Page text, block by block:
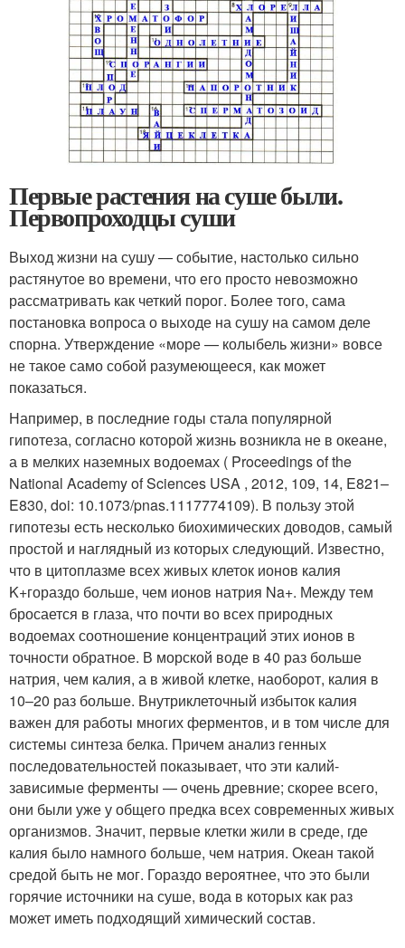
Первые растения на суше были.
Первопроходцы суши
Выход жизни на сушу — событие, настолько сильно
растянутое во времени, что его просто невозможно
рассматривать как четкий порог. Более того, сама
постановка вопроса о выходе на сушу на самом деле
спорна. Утверждение «море — колыбель жизни» вовсе
не такое само собой разумеющееся, как может
показаться.
Например, в последние годы стала популярной
гипотеза, согласно которой жизнь возникла не в океане,
а в мелких наземных водоемах ( Proceedings of the
National Academy of Sciences USA , 2012, 109, 14, E821–
E830, doi: 10.1073/pnas.1117774109). В пользу этой
гипотезы есть несколько биохимических доводов, самый
простой и наглядный из которых следующий. Известно,
что в цитоплазме всех живых клеток ионов калия
K+гораздо больше, чем ионов натрия Na+. Между тем
бросается в глаза, что почти во всех природных
водоемах соотношение концентраций этих ионов в
точности обратное. В морской воде в 40 раз больше
натрия, чем калия, а в живой клетке, наоборот, калия в
10–20 раз больше. Внутриклеточный избыток калия
важен для работы многих ферментов, и в том числе для
системы синтеза белка. Причем анализ генных
последовательностей показывает, что эти калий-
зависимые ферменты — очень древние; скорее всего,
они были уже у общего предка всех современных живых
организмов. Значит, первые клетки жили в среде, где
калия было намного больше, чем натрия. Океан такой
средой быть не мог. Гораздо вероятнее, что это были
горячие источники на суше, вода в которых как раз
может иметь подходящий химический состав.